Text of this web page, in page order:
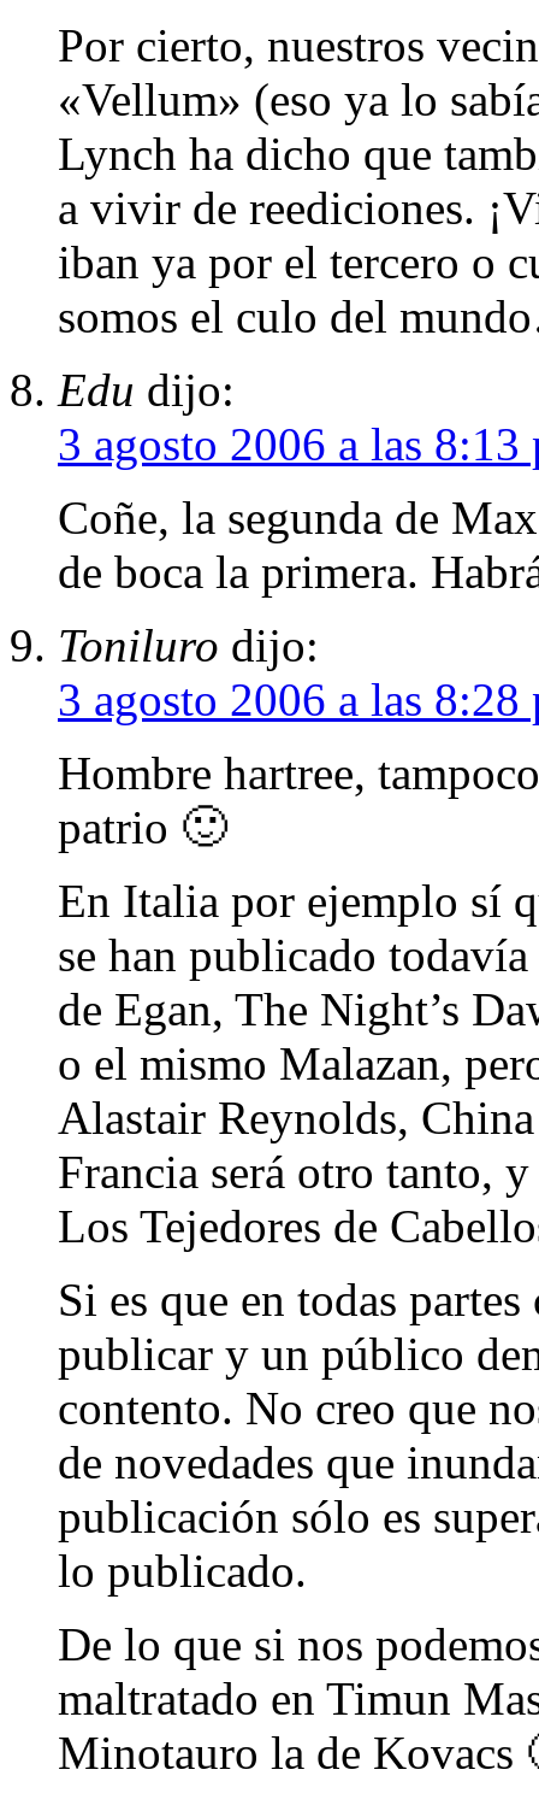
Por cierto, nuestros
«Vellum» (eso ya lo
Lynch ha dicho que
a vivir de reediciones.
iban ya por el tercero o
somos el culo del
Edu dijo:
3 agosto 2006 a las 8:13
Coñe, la segunda de
de boca la primera.
Toniluro dijo:
3 agosto 2006 a las 8:28
Hombre hartree,
patrio 🙂
En Italia por ejemplo sí
se han publicado
de Egan, The Night’s
o el mismo Malazan,
Alastair Reynolds,
Francia será otro tanto,
Los Tejedores de
Si es que en todas
publicar y un público
contento. No creo que
de novedades que
publicación sólo es
lo publicado.
De lo que si nos
maltratado en Timun
Minotauro la de Kovacs